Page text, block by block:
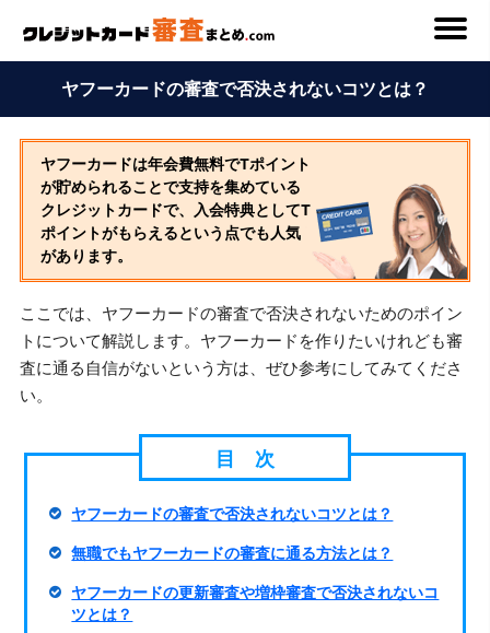
ヤフーカードの審査で否決されないコツとは？
ヤフーカードは年会費無料でTポイント
が貯められることで支持を集めている
クレジットカードで、入会特典としてT
ポイントがもらえるという点でも人気
があります。
ここでは、ヤフーカードの審査で否決されないためのポイン
トについて解説します。ヤフーカードを作りたいけれども審
査に通る自信がないという方は、ぜひ参考にしてみてくださ
い。
ヤフーカードの審査で否決されないコツとは？
無職でもヤフーカードの審査に通る方法とは？
ヤフーカードの更新審査や増枠審査で否決されないコ
ツとは？